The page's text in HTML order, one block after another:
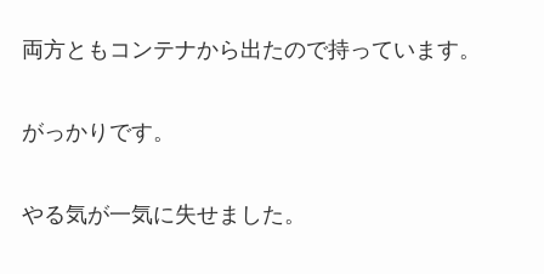
両方ともコンテナから出たので持っています。
がっかりです。
やる気が一気に失せました。